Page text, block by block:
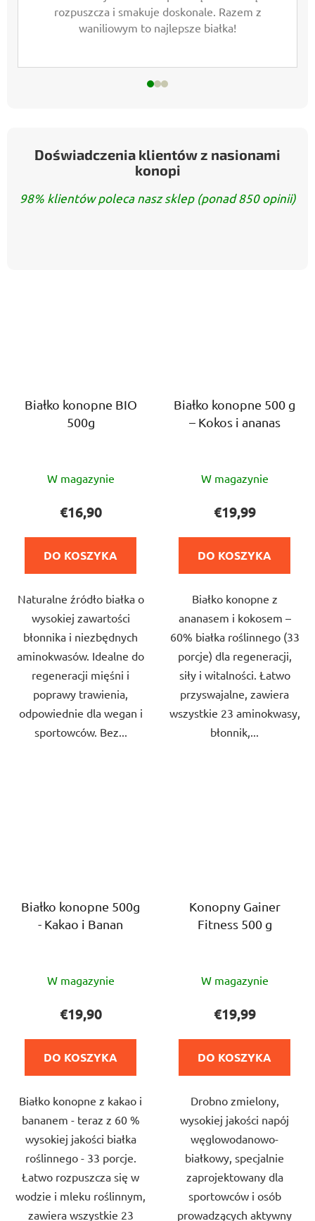
rozpuszcza i smakuje doskonale. Razem z
waniliowym to najlepsze białka!
Doświadczenia klientów z nasionami
konopi
98% klientów poleca nasz sklep (ponad 850 opinii)
Białko konopne BIO
500g
ocena
produktu
wynosi
na
gwiazdek.
W magazynie
€16,90
DO KOSZYKA
Naturalne źródło białka o
wysokiej zawartości
błonnika i niezbędnych
aminokwasów. Idealne do
regeneracji mięśni i
poprawy trawienia,
odpowiednie dla wegan i
sportowców. Bez...
Białko konopne 500 g
– Kokos i ananas
ocena
produktu
wynosi
na
gwiazdek.
W magazynie
€19,99
DO KOSZYKA
Białko konopne z
ananasem i kokosem –
60% białka roślinnego (33
porcje) dla regeneracji,
siły i witalności. Łatwo
przyswajalne, zawiera
wszystkie 23 aminokwasy,
błonnik,...
Białko konopne 500g
- Kakao i Banan
ocena
wynosi
5,0
na
gwiazdek.
W magazynie
€19,90
DO KOSZYKA
Białko konopne z kakao i
bananem - teraz z 60 %
wysokiej jakości białka
roślinnego - 33 porcje.
Łatwo rozpuszcza się w
wodzie i mleku roślinnym,
zawiera wszystkie 23
Konopny Gainer
Fitness 500 g
ocena
wynosi
4,0
na
gwiazdek.
W magazynie
€19,99
DO KOSZYKA
Drobno zmielony,
wysokiej jakości napój
węglowodanowo-
białkowy, specjalnie
zaprojektowany dla
sportowców i osób
prowadzących aktywny